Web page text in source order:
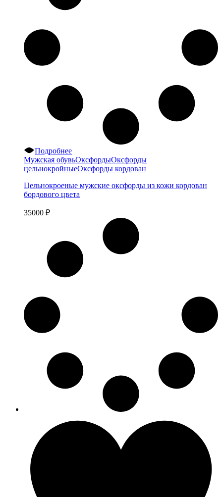
Подробнее
Мужская обувьОксфордыОксфорды
цельнокройныеОксфорды кордован
Цельнокроеные мужские оксфорды из кожи кордован
бордового цвета
35000 ₽